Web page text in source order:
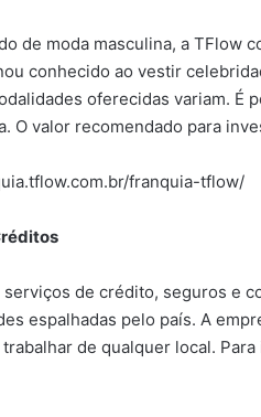
de moda masculina, a TFlow
conhecido ao vestir
oferecidas variam. É
O valor recomendado para
franquia-tflow/
serviços de crédito, seguros e
espalhadas pelo país. A
de qualquer local.